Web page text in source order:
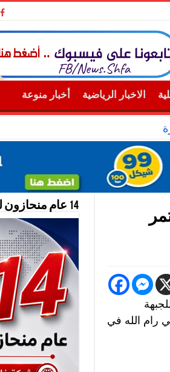
الاخبار الرياضية أخبار منوعة
رام الله في
14 عام منحازون للحقيقة …